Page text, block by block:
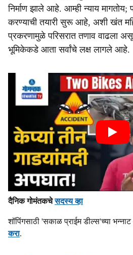
निर्माण झाले आहे. आम्ही न्याय
करण्याची तयारी सुरू आहे, अशी खंत
प्रकरणामुळे परिसरात तणाव वाढला
भूमिकेकडे आता सर्वांचे लक्ष लागले आहे.
दैनिक गोमंतकचेसदस्य व्हा
शॉपिंगसाठी 'सकाळ प्राईम डील्स'च्या
करा.